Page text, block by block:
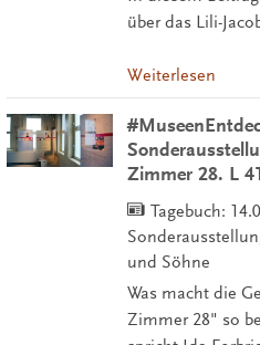
über das Lili-
Weiterlesen
Zimmer 28. L
Tagebuch:
und Söhne
Was macht die
Zimmer 28" so